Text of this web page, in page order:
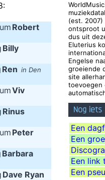
going through.
~ David Bowie
there are things unknown, in
~ Jim Morrison
I'm singing. It's very cinematic
love when music does that. ~
Dave Gahan
and last night, I think I saw
Mick Jagger introducing
Free Your Mind award, Nov.
1999...
Mc Turbo B
When asked what
went to, where gay men had
Robert
Billy
Ren in Den
Viv
Rinus
Peter
Barbara
Dave Ryan
(est.
ontsproot
dus uit
Eluterius
Engelse
groeiende
site
toevoegen
Nog
Een
Een
Een link
Een